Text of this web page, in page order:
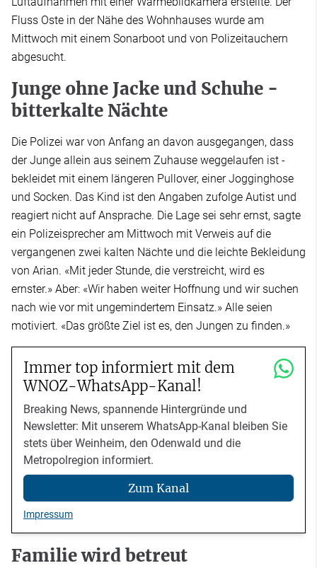
Fluss Oste in der Nähe des Wohnhauses wurde am
Mittwoch mit einem Sonarboot und von Polizeitauchern
abgesucht.
Junge ohne Jacke und Schuhe -
bitterkalte Nächte
Die Polizei war von Anfang an davon ausgegangen, dass
der Junge allein aus seinem Zuhause weggelaufen ist -
bekleidet mit einem längeren Pullover, einer Jogginghose
und Socken. Das Kind ist den Angaben zufolge Autist und
reagiert nicht auf Ansprache. Die Lage sei sehr ernst, sagte
ein Polizeisprecher am Mittwoch mit Verweis auf die
vergangenen zwei kalten Nächte und die leichte Bekleidung
von Arian. «Mit jeder Stunde, die verstreicht, wird es
ernster.» Aber: «Wir haben weiter Hoffnung und wir suchen
nach wie vor mit ungemindertem Einsatz.» Alle seien
motiviert. «Das größte Ziel ist es, den Jungen zu finden.»
Immer top informiert mit dem
WNOZ-WhatsApp-Kanal!
Breaking News, spannende Hintergründe und
Newsletter: Mit unserem WhatsApp-Kanal bleiben Sie
stets über Weinheim, den Odenwald und die
Metropolregion informiert.
Zum Kanal
Impressum
Familie wird betreut